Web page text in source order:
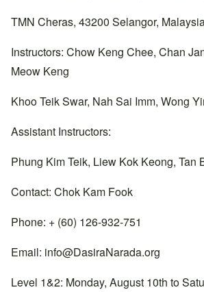
TMN Cheras, 43200 Selangor,
Instructors: Chow Keng Chee, Chan
Meow Keng
Khoo Teik Swar, Nah Sai Imm, Wong
Assistant Instructors:
Phung Kim Teik, Liew Kok Keong, Tan
Contact: Chok Kam Fook
Phone: + (60) 126-932-751
Email: info@DasiraNarada.org
Level 1&2: Monday, August 10th to